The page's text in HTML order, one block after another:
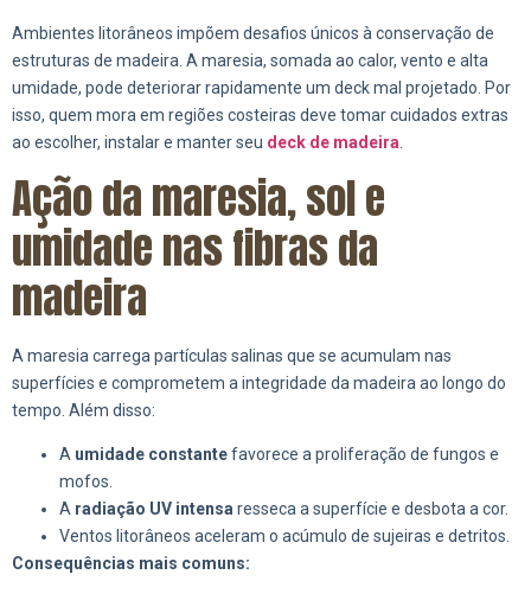
Ambientes litorâneos impõem desafios únicos à conservação de
estruturas de madeira. A maresia, somada ao calor, vento e alta
umidade, pode deteriorar rapidamente um deck mal projetado. Por
isso, quem mora em regiões costeiras deve tomar cuidados extras
ao escolher, instalar e manter seu deck de madeira.
Ação da maresia, sol e
umidade nas fibras da
madeira
A maresia carrega partículas salinas que se acumulam nas
superfícies e comprometem a integridade da madeira ao longo do
tempo. Além disso:
A umidade constantefavorece a proliferação de fungos e
mofos.
A radiação UV intensa resseca a superfície e desbota a cor.
Ventos litorâneos aceleram o acúmulo de sujeiras e detritos.
Consequências mais comuns: